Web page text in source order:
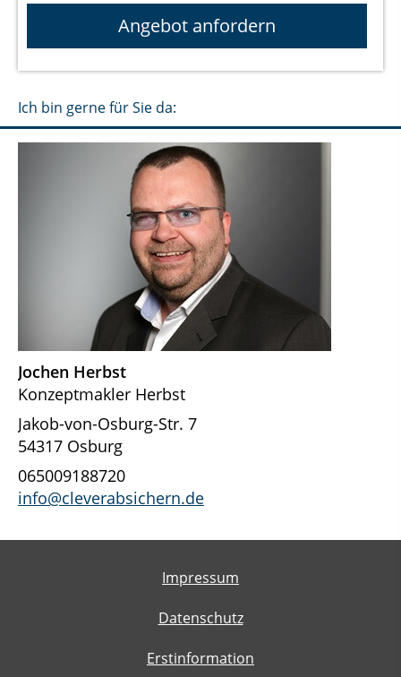
Angebot anfordern
Ich bin gerne für Sie da:
Jochen Herbst
Konzeptmakler Herbst
Jakob-von-Osburg-Str. 7
54317 Osburg
065009188720
info@cleverabsichern.de
Impressum
Datenschutz
Erstinformation